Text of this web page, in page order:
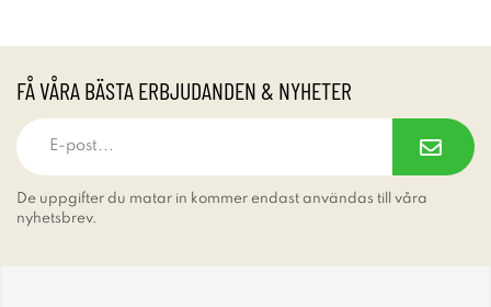
FÅ VÅRA BÄSTA ERBJUDANDEN & NYHETER
De uppgifter du matar in kommer endast användas till våra
nyhetsbrev.